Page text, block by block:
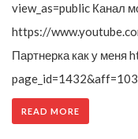
view_as=public Канал
https://
Партнерка как у меня
READ MORE